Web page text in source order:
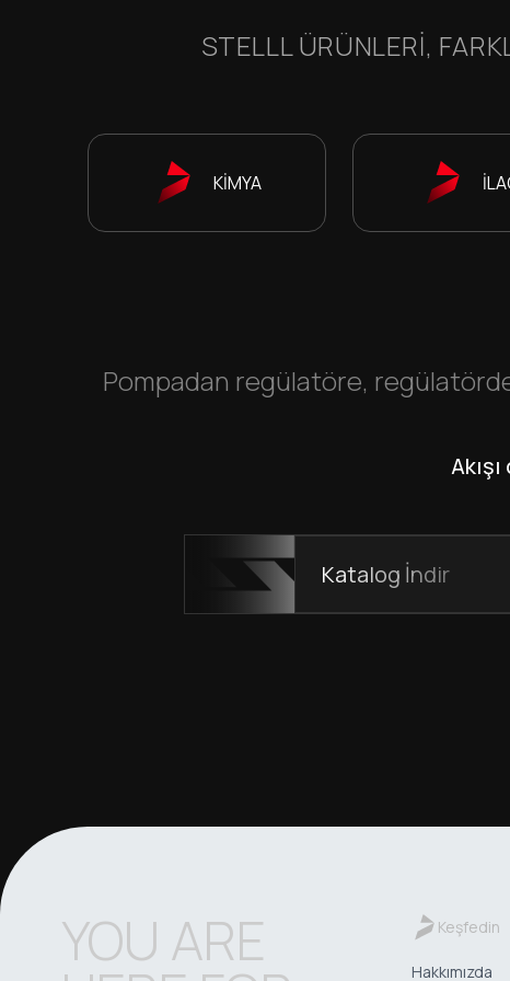
STELLL ÜRÜNLERI,
KİMYA
Pompadan regülatöre,
Katalog İndir
YOU ARE Keşfedin
Hakkımızda